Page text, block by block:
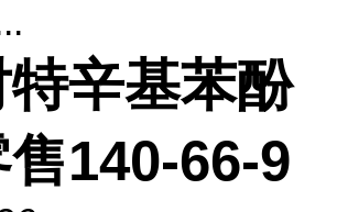
辛基苯酚
140-66-9